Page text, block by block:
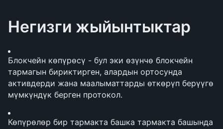
Негизги жыйынтыктар
Блокчейн көпүрөсү - бул эки өзүнчө блокчейн
тармагын бириктирген, алардын ортосунда
активдерди жана маалыматтарды өткөрүп берүүгө
мүмкүндүк берген протокол.
Көпүрөлөр бир тармакта башка тармакта башында